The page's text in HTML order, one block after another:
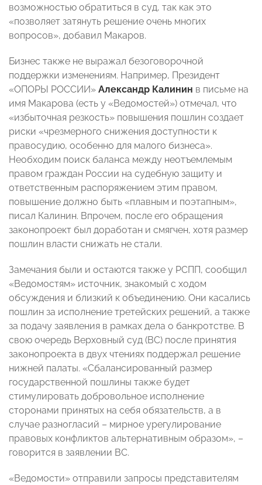
возможностью обратиться в суд, так как это
«позволяет затянуть решение очень многих
вопросов», добавил Макаров.
Бизнес также не выражал безоговорочной
поддержки изменениям. Например, Президент
«ОПОРЫ РОССИИ» Александр Калинин в письме на
имя Макарова (есть у «Ведомостей») отмечал, что
«избыточная резкость» повышения пошлин создает
риски «чрезмерного снижения доступности к
правосудию, особенно для малого бизнеса».
Необходим поиск баланса между неотъемлемым
правом граждан России на судебную защиту и
ответственным распоряжением этим правом,
повышение должно быть «плавным и поэтапным»,
писал Калинин. Впрочем, после его обращения
законопроект был доработан и смягчен, хотя размер
пошлин власти снижать не стали.
Замечания были и остаются также у РСПП, сообщил
«Ведомостям» источник, знакомый с ходом
обсуждения и близкий к объединению. Они касались
пошлин за исполнение третейских решений, а также
за подачу заявления в рамках дела о банкротстве. В
свою очередь Верховный суд (ВС) после принятия
законопроекта в двух чтениях поддержал решение
нижней палаты. «Сбалансированный размер
государственной пошлины также будет
стимулировать добровольное исполнение
сторонами принятых на себя обязательств, а в
случае разногласий – мирное урегулирование
правовых конфликтов альтернативным образом», –
говорится в заявлении ВС.
«Ведомости» отправили запросы представителям